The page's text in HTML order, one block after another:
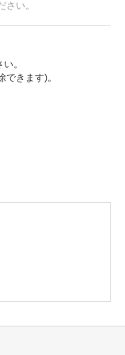
い。
。
きます)。